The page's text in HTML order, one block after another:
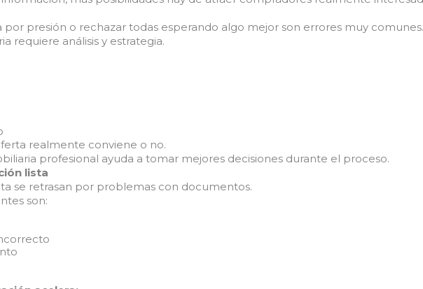
presión o rechazar todas esperando algo mejor son errores muy comunes.
requiere análisis y estrategia.
realmente conviene o no.
profesional ayuda a tomar mejores decisiones durante el proceso.
lista
se retrasan por problemas con documentos.
son: